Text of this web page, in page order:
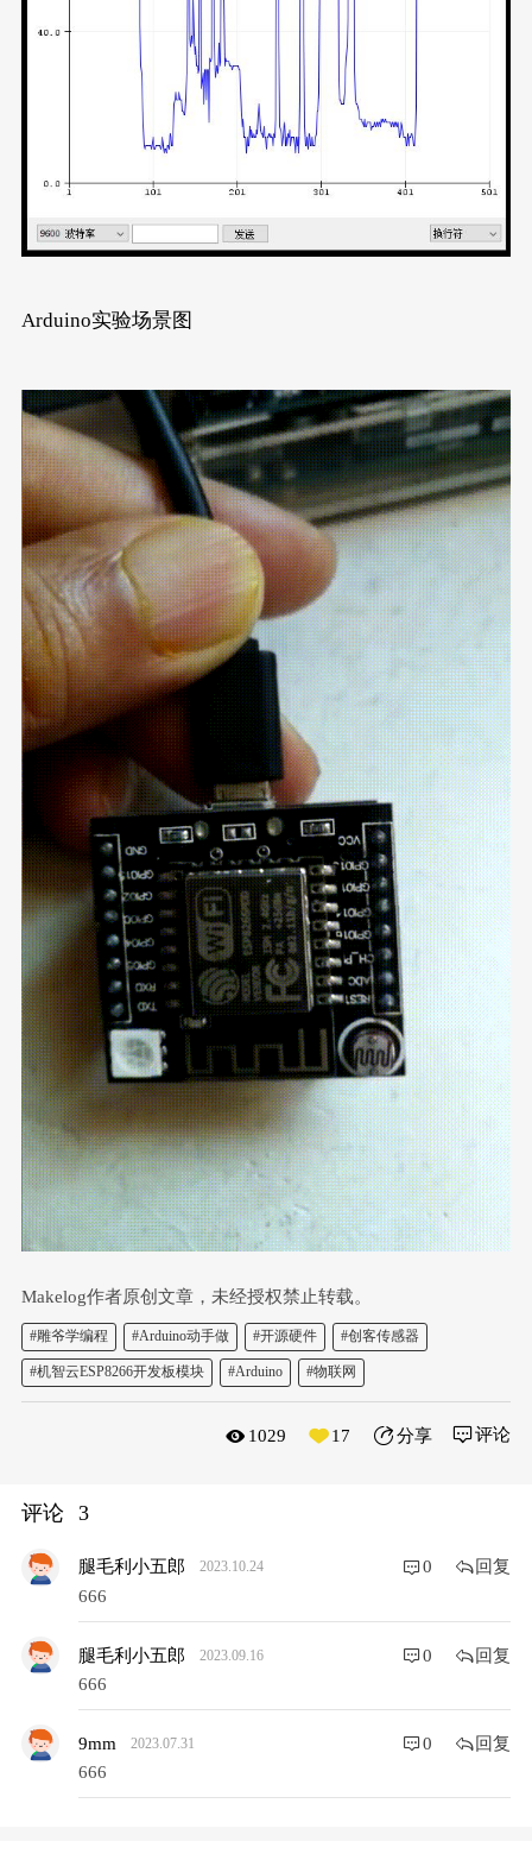
Arduino实验场景图
Makelog作者原创文章，未经授权禁止转载。
#雕爷学编程 #Arduino动手做 #开源硬件 #创客传感器
#机智云ESP8266开发板模块 #Arduino #物联网
1029 17 分享
评论 3
评论
腿毛利小五郎 2023.10.24 0 回复
666
腿毛利小五郎 2023.09.16 0 回复
666
9mm 2023.07.31 0 回复
666